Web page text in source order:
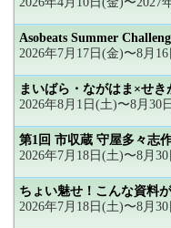
Asobeats Summer
2026年7月17日(金)〜8月
まいばら・ながはま×せ
2026年8月1日(土)〜8月30
第1回 市収蔵 守屋多々志
2026年7月18日(土)〜8月
ちょい魅せ！こんな資料
2026年7月18日(土)〜8月